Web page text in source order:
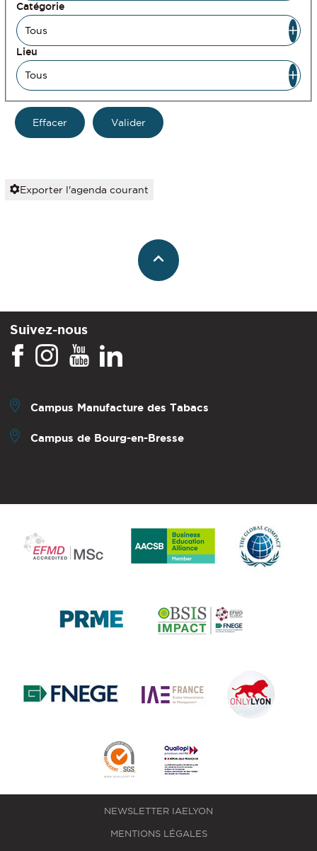
Catégorie
Lieu
Exporter l'agenda courant
Suivez-nous
Campus Manufacture des Tabacs
Campus de Bourg-en-Bresse
NEWSLETTER IAELYON
MENTIONS LÉGALES